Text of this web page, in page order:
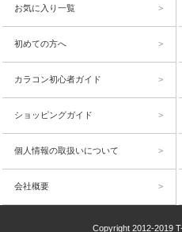
お気に入り一覧
初めての方へ
カラコン初心者ガイド
ショッピングガイド
個人情報の取扱いについて
会社概要
Copyright 2012-2019